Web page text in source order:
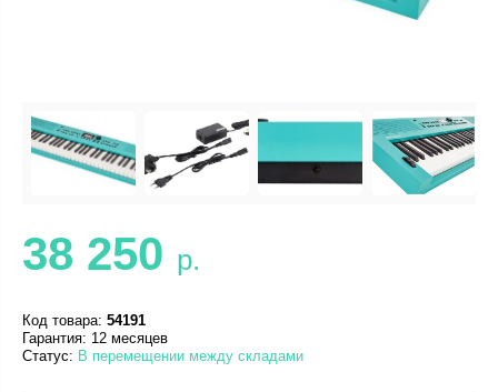
38 250 р.
Код товара: 54191
Гарантия: 12 месяцев
Статус: В перемещении между складами